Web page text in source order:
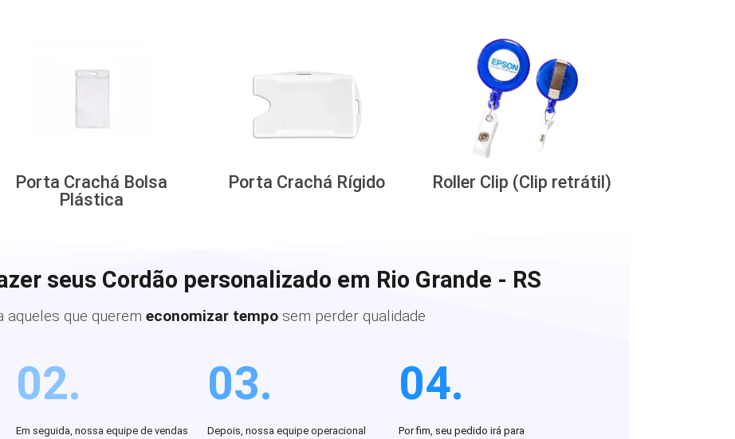
Porta Crachá Bolsa
Plástica
Porta Crachá Rígido Roller Clip (Clip retrátil)
seus Cordão personalizado em Rio Grande - RS
aqueles que querem economizar tempo sem perder qualidade
02.
Em seguida, nossa equipe de vendas
03.
Depois, nossa equipe operacional
04.
Por fim, seu pedido irá para